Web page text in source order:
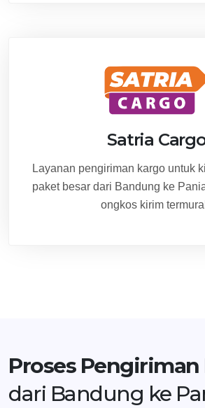
Satria
Layanan pengiriman kargo untuk
paket besar dari Bandung ke
ongkos kirim
Proses Pengiriman
dari Bandung ke